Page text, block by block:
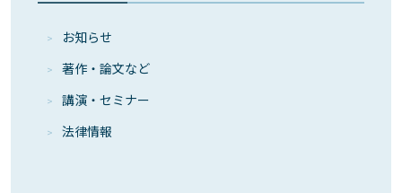
お知らせ
著作・論⽂など
講演・セミナー
法律情報